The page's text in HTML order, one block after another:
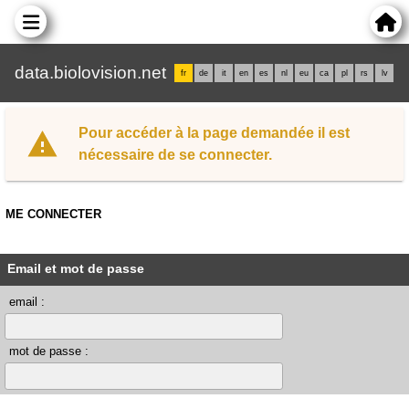
data.biolovision.net fr de it en es nl eu ca pl rs lv
Pour accéder à la page demandée il est
nécessaire de se connecter.
ME CONNECTER
Email et mot de passe
email :
mot de passe :